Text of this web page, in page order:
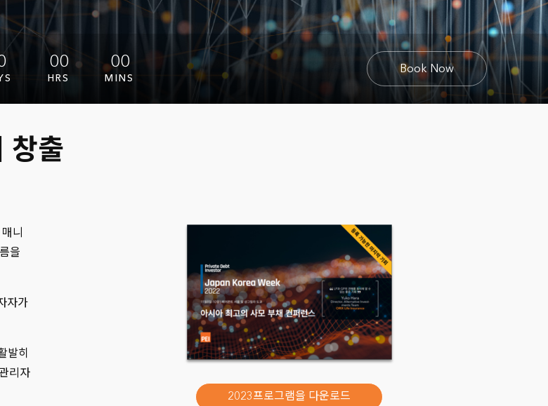
00
HRS
00
MINS
Book Now
창출
니
을
자가
발히
리자
2023프로그램을 다운로드
Korea Investment Corporation (KIC)
Korea Post Savings
KTB Asset Management
Lotte Non-Life Insurance
Mirae Asset Global Investments